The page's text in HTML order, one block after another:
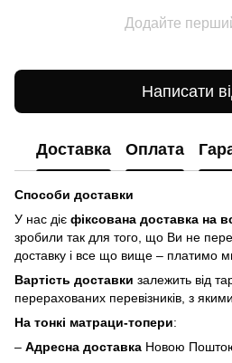
Додайте
Написати
Доставка Оплата
Способи доставки
У нас діє фіксована доставка на
зробили так для того, що Ви не
доставку і все що вище – платимо
Вартість доставки залежить від
перерахованих перевізників, з
На тонкі матраци-топери:
– Адресна доставка Новою